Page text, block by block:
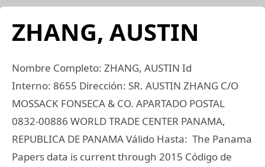
ZHANG, AUSTIN
Nombre Completo: ZHANG, AUSTIN Id
Interno: 8655 Dirección: SR. AUSTIN ZHANG C/O
MOSSACK FONSECA & CO. APARTADO POSTAL
0832-00886 WORLD TRADE CENTER PANAMA,
REPUBLICA DE PANAMA Válido Hasta: The Panama
Papers data is current through 2015 Código de